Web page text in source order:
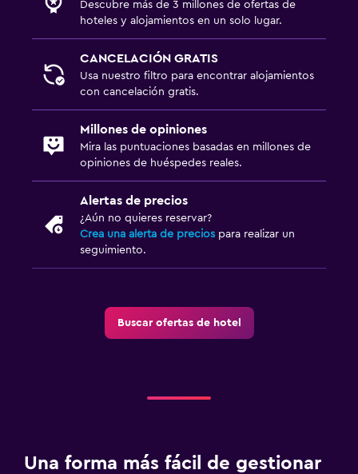
Descubre más de 3 millones de ofertas de
hoteles y alojamientos en un solo lugar.
CANCELACIÓN GRATIS
Usa nuestro filtro para encontrar alojamientos
con cancelación gratis.
Millones de opiniones
Mira las puntuaciones basadas en millones de
opiniones de huéspedes reales.
Alertas de precios
¿Aún no quieres reservar?
Crea una alerta de precios para realizar un
seguimiento.
Buscar ofertas de hotel
Una forma más fácil de gestionar